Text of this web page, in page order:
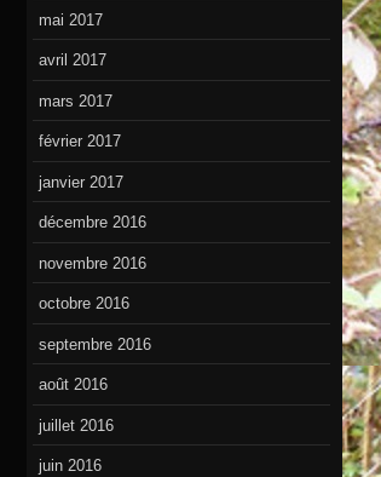
mai 2017
avril 2017
mars 2017
février 2017
janvier 2017
décembre 2016
novembre 2016
octobre 2016
septembre 2016
août 2016
juillet 2016
juin 2016